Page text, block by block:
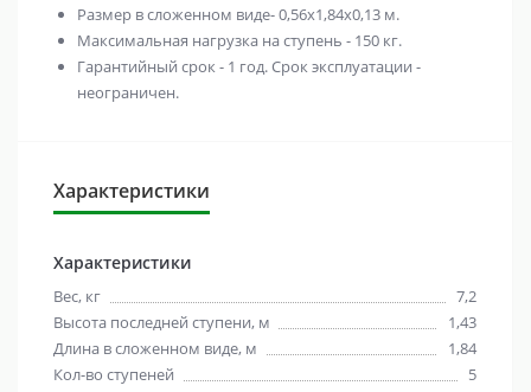
Размер в сложенном виде- 0,56х1,84х0,13 м.
Максимальная нагрузка на ступень - 150 кг.
Гарантийный срок - 1 год. Срок эксплуатации -
неограничен.
Характеристики
Характеристики
Вес, кг
7,2
Высота последней ступени, м
1,43
Длина в сложенном виде, м
1,84
Кол-во ступеней
5